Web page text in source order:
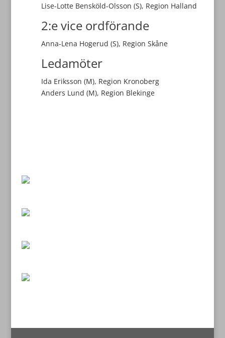
Lise-Lotte Bensköld-Olsson (S), Region Halland
2:e vice ordförande
Anna-Lena Hogerud (S), Region Skåne
Ledamöter
Ida Eriksson (M), Region Kronoberg
Anders Lund (M), Region Blekinge